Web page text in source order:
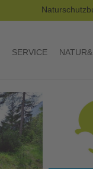
SERVICE